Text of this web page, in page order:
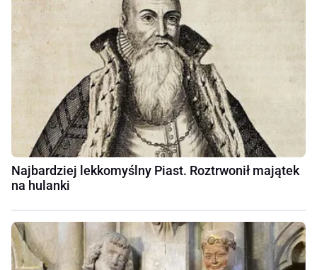
Najbardziej lekkomyślny Piast. Roztrwonił majątek
na hulanki